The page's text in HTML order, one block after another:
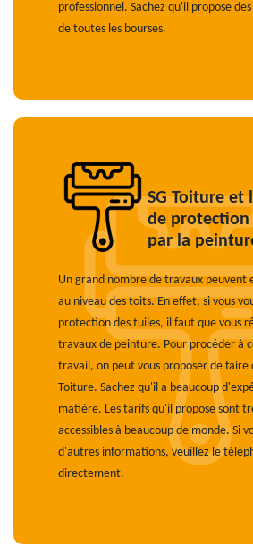
professionnel. Sachez qu'il propose
de toutes les bourses.
SG Toiture et
de protection
par la
Un grand nombre de travaux peuvent
au niveau des toits. En effet, si vous
protection des tuiles, il faut que vous
travaux de peinture. Pour procéder à
travail, on peut vous proposer de faire
Toiture. Sachez qu'il a beaucoup
matière. Les tarifs qu'il propose sont
accessibles à beaucoup de monde. Si
d'autres informations, veuillez le
directement.